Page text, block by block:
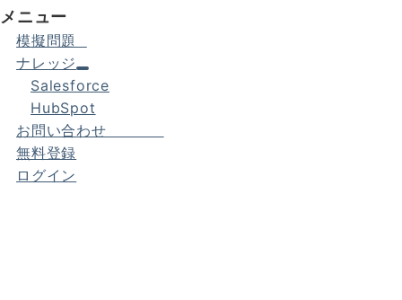
メニュー
模擬問題
ナレッジ
Salesforce
HubSpot
お問い合わせ
無料登録
ログイン